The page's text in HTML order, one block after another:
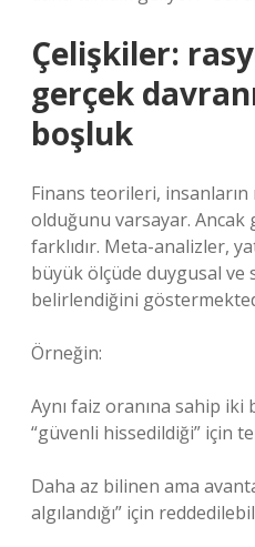
Çelişkiler:
gerçek
boşluk
Finans teorileri,
olduğunu varsayar.
farklıdır. Meta-analizler,
büyük ölçüde duygusal
belirlendiğini
Örneğin:
Aynı faiz oranına sahip
“güvenli hissedildiği” için
Daha az bilinen ama
algılandığı” için